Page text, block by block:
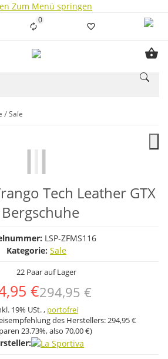
Zum Menü springen
0Liste ist leer
Sale
Tech Leather GTX
LSP-ZFMS116
Kategorie: Sale
22 Paar auf Lager
€294,95 €
19% USt. , portofrei
des Herstellers:294,95 €
23.73%, also 70,00 €)